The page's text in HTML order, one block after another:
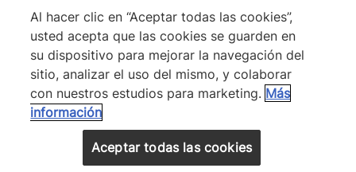
Politica De Privacidad NESTLÉ
Mapa del Sitio
® Nestlé 2026
Al hacer clic en “Aceptar todas las cookies”,
usted acepta que las cookies se guarden en
su dispositivo para mejorar la navegación del
sitio, analizar el uso del mismo, y colaborar
con nuestros estudios para marketing. Más
información
Aceptar todas las cookies